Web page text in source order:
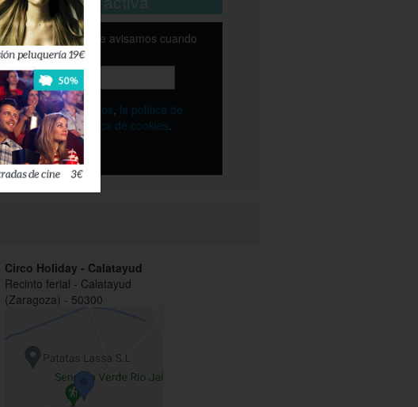
Déjanos tu email y te avisamos cuando
esté disponible
Acepto lostérminos, la política de
privacidadyla política de cookies.
Circo Holiday - Calatayud
Recinto ferial - Calatayud
(Zaragoza) - 50300